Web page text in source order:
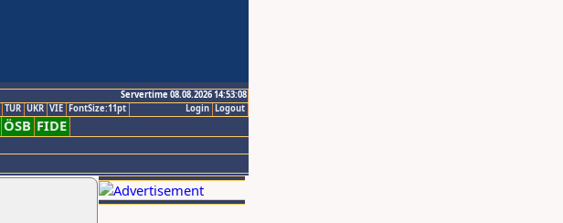
Servertime 08.08.2026 14:53:08
Logout
Login
TUR UKR VIE FontSize:11pt
ÖSB FIDE